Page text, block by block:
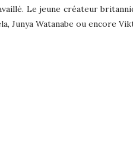
Le jeune créateur
Junya Watanabe ou encore